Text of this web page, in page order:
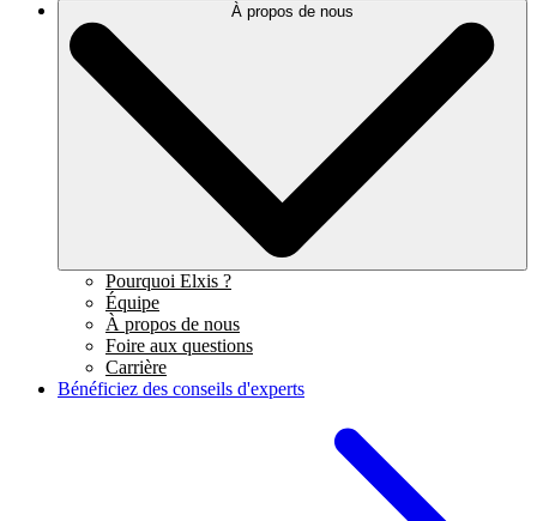
À propos de nous
Pourquoi Elxis ?
Équipe
À propos de nous
Foire aux questions
Carrière
Bénéficiez des conseils d'experts